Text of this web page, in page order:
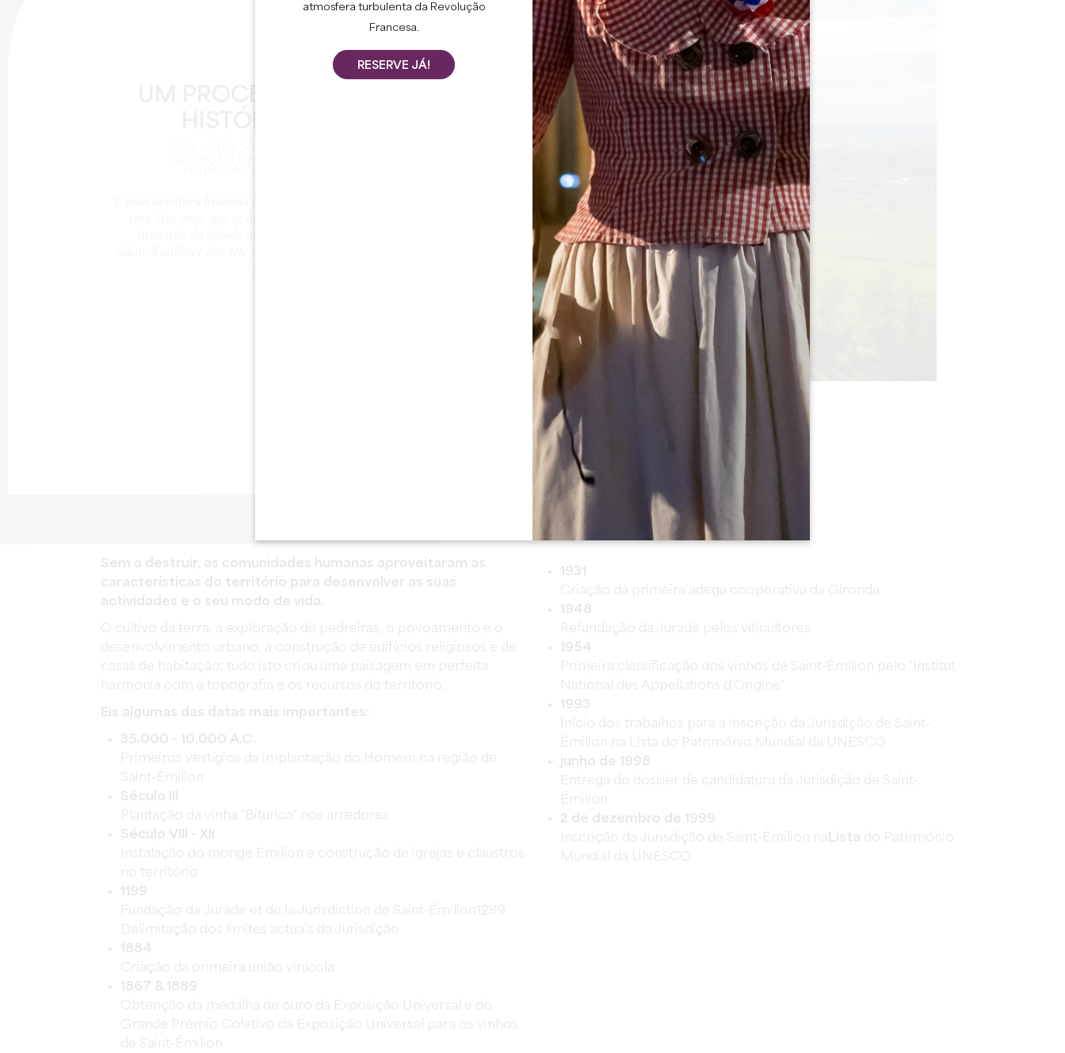
Sem a destruir, as comunidades humanas aproveitaram as
características do território para desenvolver as suas
actividades e o seu modo de vida.
O cultivo da terra, a exploração de pedreiras, o povoamento e o
desenvolvimento urbano, a construção de edifícios religiosos e de
casas de habitação: tudo isto criou uma paisagem em perfeita
harmonia com a topografia e os recursos do território.
Eis algumas das datas mais importantes:
35.000 - 10.000 A.C.
Primeiros vestígios da implantação do Homem na região de
Saint-Émilion
Século III
Plantação da vinha "Biturica" nos arredores
Século VIII - XII
Instalação do monge Emilion e construção de igrejas e claustros
no território
1199
Fundação da Jurade et de la Jurisdiction de Saint-Émilion1289
Delimitação dos limites actuais da Jurisdição
1884
Criação da primeira união vinícola
1867 & 1889
Obtenção da medalha de ouro da Exposição Universal e do
Grande Prémio Coletivo da Exposição Universal para os vinhos
de Saint-Émilion
1931
Criação da primeira adega cooperativa da Gironda
1948
Refundação da Jurade pelos viticultores
1954
Primeira classificação dos vinhos de Saint-Émilion pelo "Institut
National des Appellations d'Origine"
1993
Início dos trabalhos para a inscrição da Jurisdição de Saint-
Émilion na Lista do Património Mundial da UNESCO
junho de 1998
Entrega do dossier de candidatura da Jurisdição de Saint-
Émilion
2 de dezembro de 1999
Inscrição da Jurisdição de Saint-Émilion na Lista do Património
Mundial da UNESCO
atmosfera turbulenta da Revolução
Francesa.
RESERVE JÁ!